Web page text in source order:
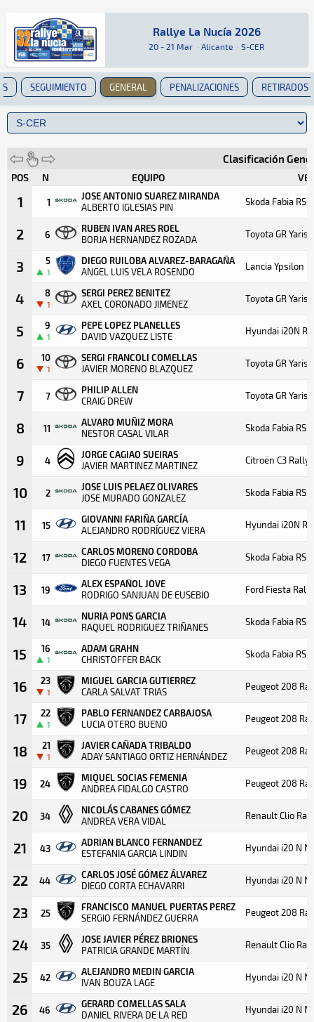
Rallye La Nucía 2026
Rallye La Nucía 2026
20 - 21 Mar · Alicante · S-CER
Rally · Rallye La Nucía 2026 · S-CER: Aquí
Alicante
SEGUIMIENTO GENERAL PENALIZACIONES RETIRADOS
Clasificación
POS N EQUIPO
1 1
JOSE ANTONIO SUAREZ MIRANDA
ALBERTO IGLESIAS PIN Skoda Fabia RS
2 6
RUBEN IVAN ARES ROEL
BORJA HERNANDEZ ROZADA Toyota GR Yaris
3 5
1
DIEGO RUILOBA ALVAREZ-BARAGAÑA
ANGEL LUIS VELA ROSENDO Lancia Ypsilon
4 8
1
SERGI PEREZ BENITEZ
AXEL CORONADO JIMENEZ Toyota GR Yaris
5 9
1
PEPE LOPEZ PLANELLES
DAVID VAZQUEZ LISTE Hyundai i20N
6 10
1
SERGI FRANCOLI COMELLAS
JAVIER MORENO BLAZQUEZ Toyota GR Yaris
7 7
PHILIP ALLEN
CRAIG DREW Toyota GR Yaris
8 11
ALVARO MUÑIZ MORA
NESTOR CASAL VILAR Skoda Fabia RS
9 4
JORGE CAGIAO SUEIRAS
JAVIER MARTINEZ MARTINEZ Citroën C3 Rally2
10 2
JOSE LUIS PELAEZ OLIVARES
JOSE MURADO GONZALEZ Skoda Fabia RS
11 15
GIOVANNI FARIÑA GARCÍA
ALEJANDRO RODRÍGUEZ VIERA Hyundai i20N
12 17
CARLOS MORENO CORDOBA
DIEGO FUENTES VEGA Skoda Fabia RS
13 19
ALEX ESPAÑOL JOVE
RODRIGO SANJUAN DE EUSEBIO Ford Fiesta
14 14
NURIA PONS GARCIA
RAQUEL RODRIGUEZ TRIÑANES Skoda Fabia RS
15 16
1
ADAM GRAHN
CHRISTOFFER BÄCK Skoda Fabia RS
16 23
1
MIGUEL GARCIA GUTIERREZ
CARLA SALVAT TRIAS Peugeot 208
17 22
1
PABLO FERNANDEZ CARBAJOSA
LUCIA OTERO BUENO Peugeot 208
18 21
1
JAVIER CAÑADA TRIBALDO
ADAY SANTIAGO ORTIZ HERNÁNDEZ Peugeot 208
19 24
MIQUEL SOCIAS FEMENIA
ANDREA FIDALGO CASTRO Peugeot 208
20 34
NICOLÁS CABANES GÓMEZ
ANDREA VERA VIDAL Renault Clio
21 43
ADRIAN BLANCO FERNANDEZ
ESTEFANIA GARCIA LINDIN Hyundai i20 N
22 44
CARLOS JOSÉ GÓMEZ ÁLVAREZ
DIEGO CORTA ECHAVARRI Hyundai i20 N
23 25
FRANCISCO MANUEL PUERTAS PEREZ
SERGIO FERNÁNDEZ GUERRA Peugeot 208
24 35
JOSE JAVIER PÉREZ BRIONES
PATRICIA GRANDE MARTÍN Renault Clio
25 42
ALEJANDRO MEDIN GARCIA
IVAN BOUZA LAGE Hyundai i20 N
26 46
GERARD COMELLAS SALA
DANIEL RIVERA DE LA RED Hyundai i20 N